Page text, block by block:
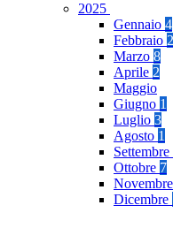
2025
Gennaio 4
Febbraio 2
Marzo 8
Aprile 2
Maggio
Giugno 1
Luglio 3
Agosto 1
Settembre
Ottobre 7
Novembre
Dicembre